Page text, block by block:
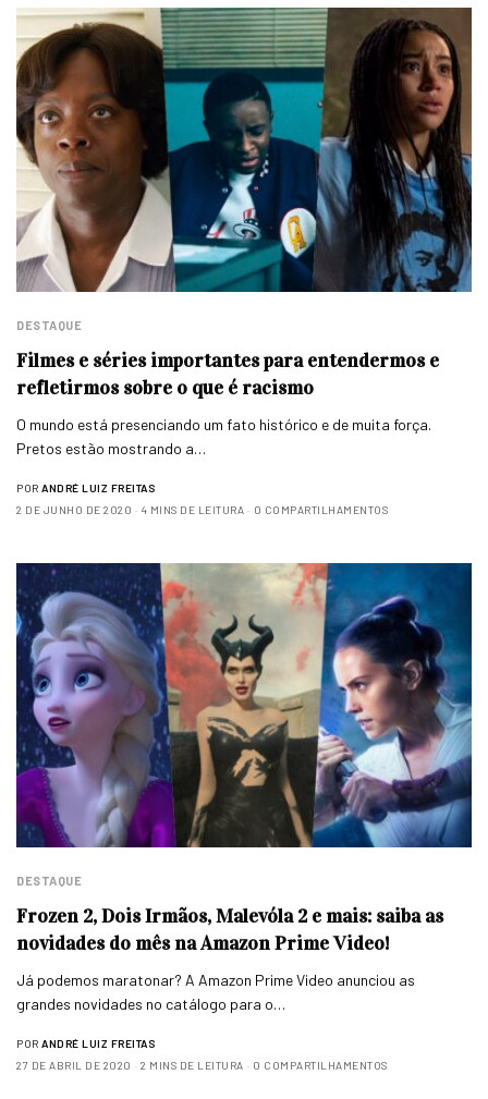
DESTAQUE
Filmes e séries importantes para entendermos e
refletirmos sobre o que é racismo
O mundo está presenciando um fato histórico e de muita força.
Pretos estão mostrando a…
POR ANDRÉ LUIZ FREITAS
2 DE JUNHO DE 2020
4 MINS DE LEITURA 0 COMPARTILHAMENTOS
DESTAQUE
Frozen 2, Dois Irmãos, Malevóla 2 e mais: saiba as
novidades do mês na Amazon Prime Video!
Já podemos maratonar? A Amazon Prime Video anunciou as
grandes novidades no catálogo para o…
POR ANDRÉ LUIZ FREITAS
27 DE ABRIL DE 2020
2 MINS DE LEITURA 0 COMPARTILHAMENTOS